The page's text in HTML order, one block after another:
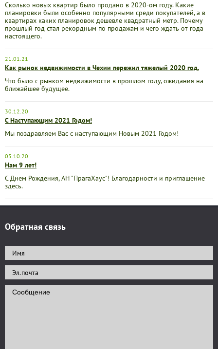
Сколько новых квартир было продано в 2020-ом году. Какие
планировки были особенно популярными среди покупателей, а в
квартирах каких планировок дешевле квадратный метр. Почему
прошлый год стал рекордным по продажам и чего ждать от года
настоящего.
21.01.21
Как рынок недвижимости в Чехии пережил тяжелый 2020 год.
Что было с рынком недвижимости в прошлом году, ожидания на
ближайшее будущее.
30.12.20
C Наступающим 2021 Годом!
Мы поздравляем Вас с наступающим Новым 2021 Годом!
05.10.20
Нам 9 лет!
С Днем Рождения, АН "ПрагаХаус"! Благодарности и приглашение
здесь.
Обратная связь